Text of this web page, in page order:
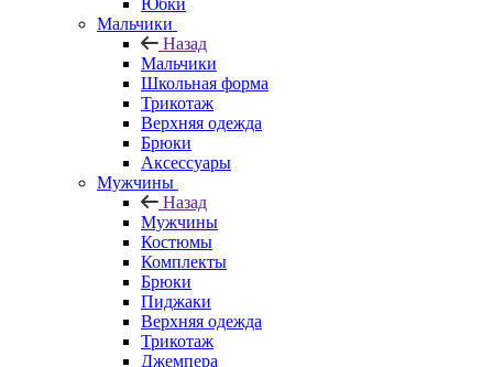
Юбки
Мальчики
Назад
Мальчики
Школьная форма
Трикотаж
Верхняя одежда
Брюки
Аксессуары
Мужчины
Назад
Мужчины
Костюмы
Комплекты
Брюки
Пиджаки
Верхняя одежда
Трикотаж
Джемпера